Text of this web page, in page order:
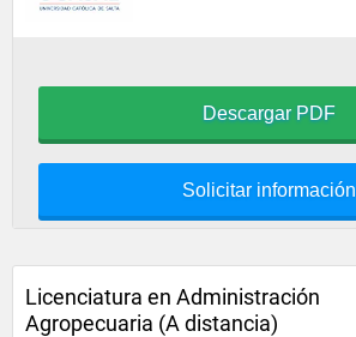
Descargar PDF
Solicitar información
Licenciatura en Administración
Agropecuaria (A distancia)